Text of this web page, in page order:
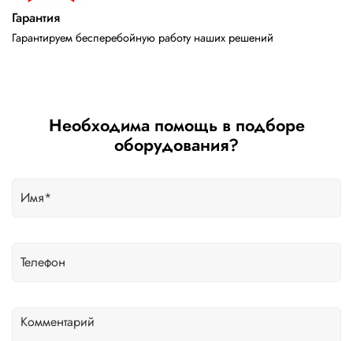
Гарантия
Гарантируем бесперебойную работу наших решений
Необходима помощь в подборе
оборудования?